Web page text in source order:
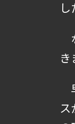
し
き
ス